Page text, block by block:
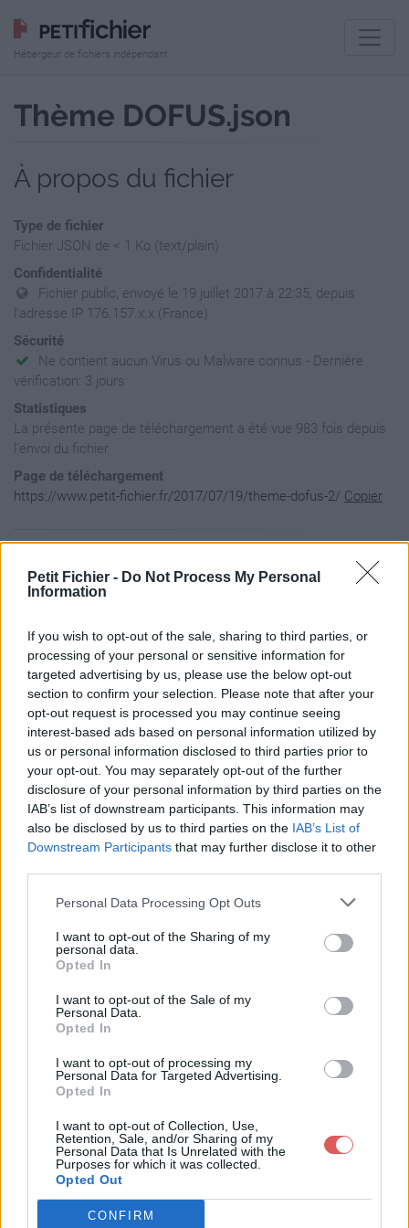
Petit Fichier - Do Not Process My Personal
Information
If you wish to opt-out of the sale, sharing to third parties, or
processing of your personal or sensitive information for
targeted advertising by us, please use the below opt-out
section to confirm your selection. Please note that after your
opt-out request is processed you may continue seeing
interest-based ads based on personal information utilized by
us or personal information disclosed to third parties prior to
your opt-out. You may separately opt-out of the further
disclosure of your personal information by third parties on the
IAB’s list of downstream participants. This information may
also be disclosed by us to third parties on the IAB’s List of
Downstream Participants that may further disclose it to other
Personal Data Processing Opt Outs
I want to opt-out of the Sharing of my
personal data.
Opted In
I want to opt-out of the Sale of my
Personal Data.
Opted In
I want to opt-out of processing my
Personal Data for Targeted Advertising.
Opted In
I want to opt-out of Collection, Use,
Retention, Sale, and/or Sharing of my
Personal Data that Is Unrelated with the
Purposes for which it was collected.
Opted Out
CONFIRM
Hébergeur de fichiers indépendant
Thème DOFUS.json
À propos du fichier
Type de fichier
Fichier JSON de < 1 Ko (text/plain)
Confidentialité
Fichier public, envoyé le 19 juillet 2017 à 22:35, depuis
l'adresse IP 176.157.x.x (France)
Sécurité
Ne contient aucun Virus ou Malware connus - Dernière
vérification: 3 jours
Statistiques
La présente page de téléchargement a été vue 983 fois depuis
l'envoi du fichier
Page de téléchargement
https://www.petit-fichier.fr/2017/07/19/theme-dofus-2/ Copier
Partager le fichier Thème
DOFUS.json sur le Web et les
réseaux sociaux:
Télécharger le fichier Thème DO
FUS.json